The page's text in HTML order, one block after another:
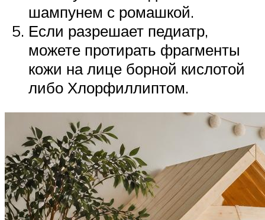
шампунем с ромашкой.
Если разрешает педиатр,
можете протирать фрагменты
кожи на лице борной кислотой
либо Хлорфиллиптом.